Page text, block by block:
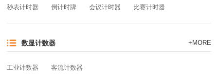
秒表计时器 倒计时牌 会议计时器 比赛计时器
数显计数器 +MORE
工业计数器 客流计数器